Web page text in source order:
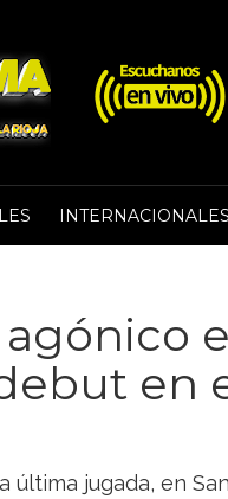
INTERNACIONALES
en
última jugada, en